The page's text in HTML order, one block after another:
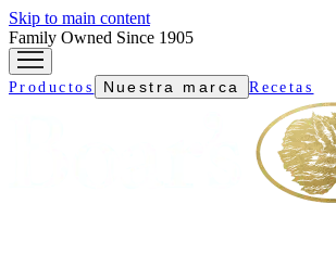
Skip to main content
Family Owned Since 1905
Productos Nuestra marca Recetas